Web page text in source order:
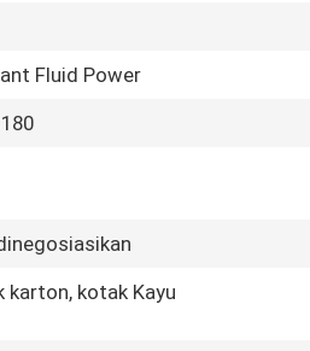
Fluid Power
karton, kotak Kayu